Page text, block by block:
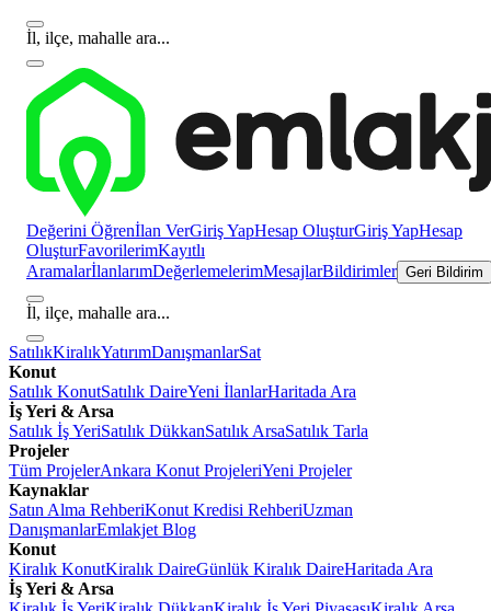
İl, ilçe, mahalle ara...
Değerini Öğrenİlan VerGiriş YapHesap OluşturGiriş YapHesap
OluşturFavorilerimKayıtlı
AramalarİlanlarımDeğerlemelerimMesajlarBildirimler Geri Bildirim
İl, ilçe, mahalle ara...
SatılıkKiralıkYatırımDanışmanlarSat
Konut
Satılık KonutSatılık DaireYeni İlanlarHaritada Ara
İş Yeri & Arsa
Satılık İş YeriSatılık DükkanSatılık ArsaSatılık Tarla
Projeler
Tüm ProjelerAnkara Konut ProjeleriYeni Projeler
Kaynaklar
Satın Alma RehberiKonut Kredisi RehberiUzman
DanışmanlarEmlakjet Blog
Konut
Kiralık KonutKiralık DaireGünlük Kiralık DaireHaritada Ara
İş Yeri & Arsa